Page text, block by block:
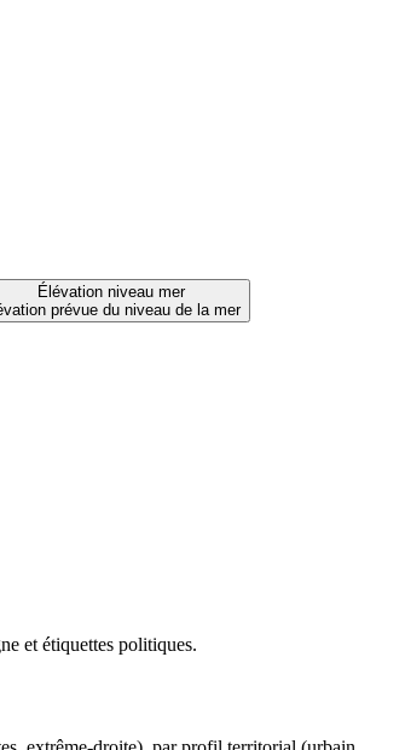
Élévation niveau mer
prévue du niveau de la mer
et étiquettes politiques.